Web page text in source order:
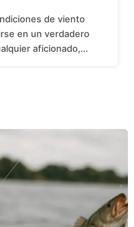
en un verdadero
aficionado,...